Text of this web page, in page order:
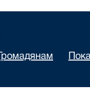
Громадянам